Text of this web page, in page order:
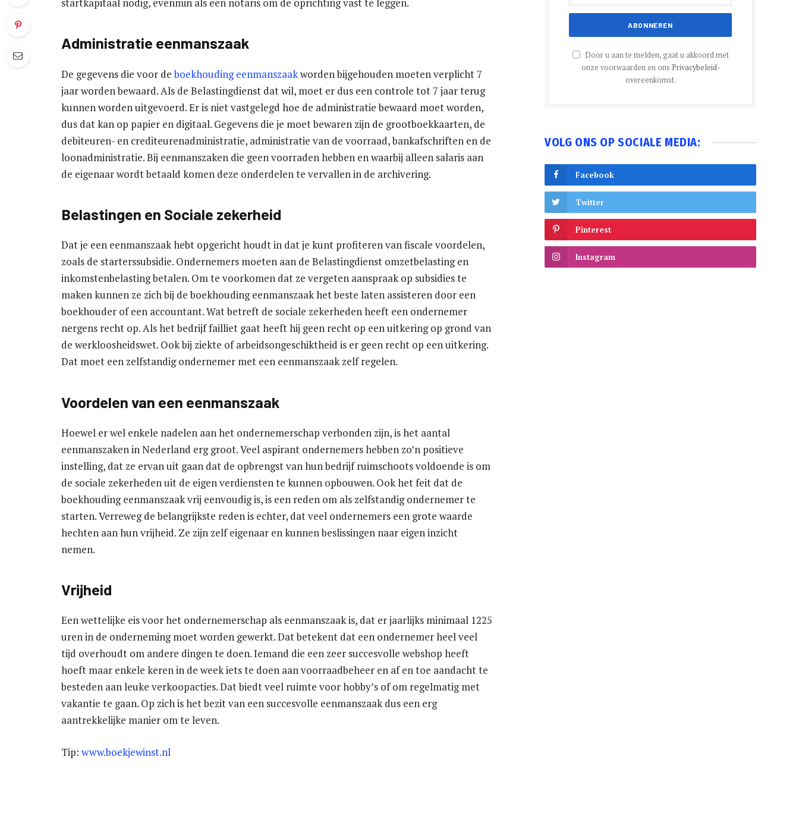
Administratie eenmanszaak
De gegevens die voor deboekhouding eenmanszaakworden bijgehouden moeten verplicht 7
jaar worden bewaard. Als de Belastingdienst dat wil, moet er dus een controle tot 7 jaar terug
kunnen worden uitgevoerd. Er is niet vastgelegd hoe de administratie bewaard moet worden,
dus dat kan op papier en digitaal. Gegevens die je moet bewaren zijn de grootboekkaarten, de
debiteuren- en crediteurenadministratie, administratie van de voorraad, bankafschriften en de
loonadministratie. Bij eenmanszaken die geen voorraden hebben en waarbij alleen salaris aan
de eigenaar wordt betaald komen deze onderdelen te vervallen in de archivering.
Belastingen en Sociale zekerheid
Dat je een eenmanszaak hebt opgericht houdt in dat je kunt profiteren van fiscale voordelen,
zoals de starterssubsidie. Ondernemers moeten aan de Belastingdienst omzetbelasting en
inkomstenbelasting betalen. Om te voorkomen dat ze vergeten aanspraak op subsidies te
maken kunnen ze zich bij de boekhouding eenmanszaak het beste laten assisteren door een
boekhouder of een accountant. Wat betreft de sociale zekerheden heeft een ondernemer
nergens recht op. Als het bedrijf failliet gaat heeft hij geen recht op een uitkering op grond van
de werkloosheidswet. Ook bij ziekte of arbeidsongeschiktheid is er geen recht op een uitkering.
Dat moet een zelfstandig ondernemer met een eenmanszaak zelf regelen.
Voordelen van een eenmanszaak
Hoewel er wel enkele nadelen aan het ondernemerschap verbonden zijn, is het aantal
eenmanszaken in Nederland erg groot. Veel aspirant ondernemers hebben zo’n positieve
instelling, dat ze ervan uit gaan dat de opbrengst van hun bedrijf ruimschoots voldoende is om
de sociale zekerheden uit de eigen verdiensten te kunnen opbouwen. Ook het feit dat de
boekhouding eenmanszaak vrij eenvoudig is, is een reden om als zelfstandig ondernemer te
starten. Verreweg de belangrijkste reden is echter, dat veel ondernemers een grote waarde
hechten aan hun vrijheid. Ze zijn zelf eigenaar en kunnen beslissingen naar eigen inzicht
nemen.
Vrijheid
Een wettelijke eis voor het ondernemerschap als eenmanszaak is, dat er jaarlijks minimaal 1225
uren in de onderneming moet worden gewerkt. Dat betekent dat een ondernemer heel veel
tijd overhoudt om andere dingen te doen. Iemand die een zeer succesvolle webshop heeft
hoeft maar enkele keren in de week iets te doen aan voorraadbeheer en af en toe aandacht te
besteden aan leuke verkoopacties. Dat biedt veel ruimte voor hobby’s of om regelmatig met
vakantie te gaan. Op zich is het bezit van een succesvolle eenmanszaak dus een erg
aantrekkelijke manier om te leven.
Tip: www.boekjewinst.nl
Door u aan te melden, gaat u akkoord met
onze voorwaarden en ons Privacybeleid-
overeenkomst.
VOLG ONS OP SOCIALE MEDIA:
Facebook
Twitter
Pinterest
Instagram